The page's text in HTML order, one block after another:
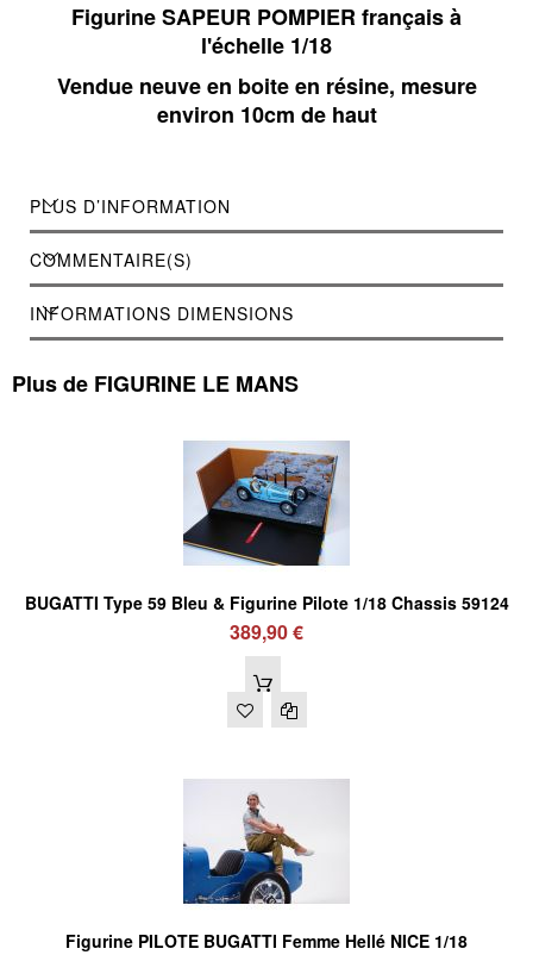
Figurine SAPEUR POMPIER français à
l'échelle 1/18
Vendue neuve en boite en résine, mesure
environ 10cm de haut
PLUS D’INFORMATION
COMMENTAIRE(S)
INFORMATIONS DIMENSIONS
Plus de FIGURINE LE MANS
BUGATTI Type 59 Bleu & Figurine Pilote 1/18 Chassis 59124
389,90 €
Figurine PILOTE BUGATTI Femme Hellé NICE 1/18